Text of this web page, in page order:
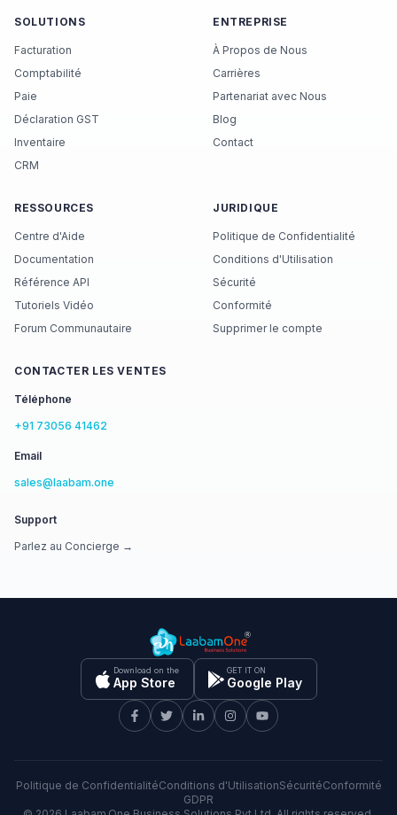
SOLUTIONS
Facturation
Comptabilité
Paie
Déclaration GST
Inventaire
CRM
ENTREPRISE
À Propos de Nous
Carrières
Partenariat avec Nous
Blog
Contact
RESSOURCES
Centre d'Aide
Documentation
Référence API
Tutoriels Vidéo
Forum Communautaire
JURIDIQUE
Politique de Confidentialité
Conditions d'Utilisation
Sécurité
Conformité
Supprimer le compte
CONTACTER LES VENTES
Téléphone
+91 73056 41462
Email
sales@laabam.one
Support
Parlez au Concierge →
Download on the
App Store
GET IT ON
Google Play
Politique de ConfidentialitéConditions d'UtilisationSécuritéConformité
GDPR